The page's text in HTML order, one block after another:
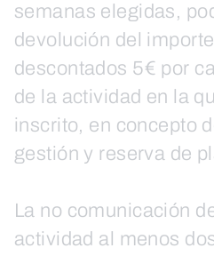
semanas elegidas,
devolución del
descontados 5€ por
de la actividad en la
inscrito, en concepto
gestión y reserva de
La no comunicación
actividad al menos